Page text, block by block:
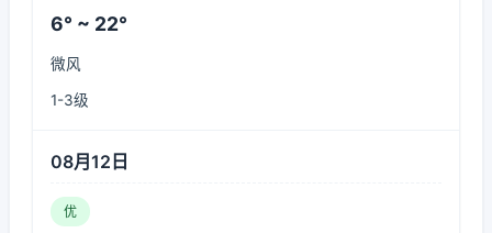
6° ~ 22°
微风
1-3级
08月12日
优